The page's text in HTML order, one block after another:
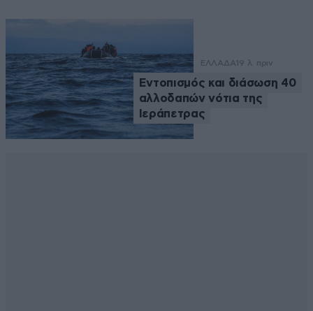
ΕΛΛΑΔΑ 19 λ. πριν
Εντοπισμός και διάσωση 40
αλλοδαπών νότια της
Ιεράπετρας